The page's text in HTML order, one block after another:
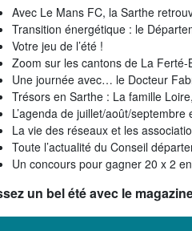
Avec Le Mans FC, la Sarthe
Transition énergétique : le
Votre jeu de l’été !
Zoom sur les cantons de La
Une journée avec… le Docteur
Trésors en Sarthe : La famille
L’agenda de juillet/août/septembre
La vie des réseaux et les
Toute l’actualité du Conseil
Un concours pour gagner 20 x 2
un bel été avec le